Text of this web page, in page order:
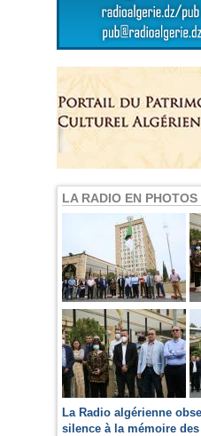
LA RADIO EN PHOTOS
La Radio algérienne
silence à la mémoire